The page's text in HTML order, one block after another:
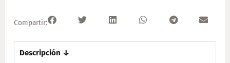
Compartir:
Descripción ↓